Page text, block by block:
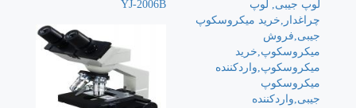
YJ-2006B